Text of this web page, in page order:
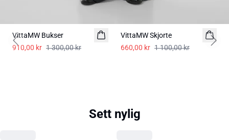
VittaMW Bukser
910,00 kr 1 300,00 kr
VittaMW Skjorte
660,00 kr 1 100,00 kr
Previous slide Next
Sett nylig